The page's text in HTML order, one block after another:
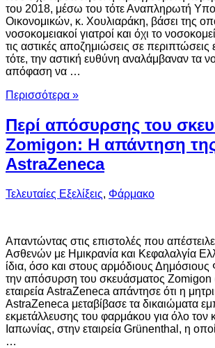
του 2018, μέσω του τότε Αναπληρωτή
Οικονομικών, κ. Χουλιαράκη, βάσει της
νοσοκομειακοί γιατροί και όχι το
τις αστικές αποζημιώσεις σε
τότε, την αστική ευθύνη αναλάμβαναν τα
απόφαση να …
Περισσότερα »
Περί απόσυρσης του
Ζοmigon: Η απάντηση
AstraZeneca
Τελευταίες Εξελίξεις, Φάρμακο
Aπαντώντας στις επιστολές που
Ασθενών με Ημικρανία και Κεφαλαλγία
ίδια, όσο και στους αρμόδιους Δημόσιους
την απόσυρση του σκευάσματος Zomigon
εταιρεία AstraZeneca απάντησε ότι η
AstraZeneca μεταβίβασε τα δικαιώματα
εκμετάλλευσης του φαρμάκου για όλο τον
Ιαπωνίας, στην εταιρεία Grünenthal, η
…